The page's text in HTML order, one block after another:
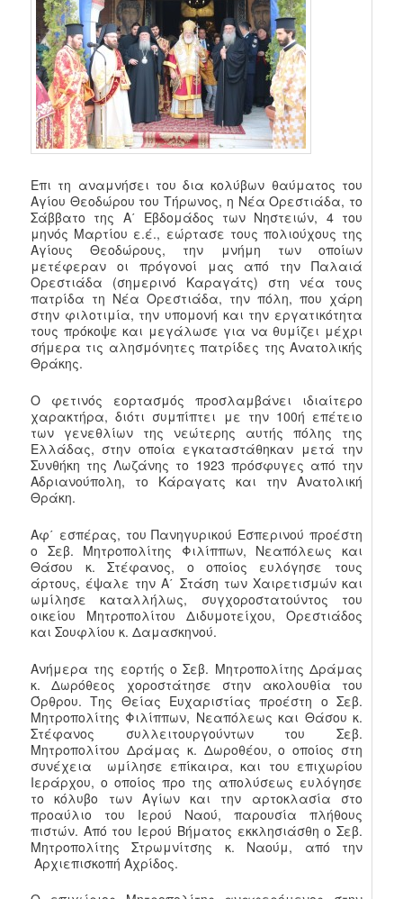
Επι τη αναμνήσει του δια κολύβων θαύματος του
Αγίου Θεοδώρου του Τήρωνος, η Νέα Ορεστιάδα, το
Σάββατο της Α΄ Εβδομάδος των Νηστειών, 4 του
μηνός Μαρτίου ε.έ., εώρτασε τους πολιούχους της
Αγίους Θεοδώρους, την μνήμη των οποίων
μετέφεραν οι πρόγονοί μας από την Παλαιά
Ορεστιάδα (σημερινό Καραγάτς) στη νέα τους
πατρίδα τη Νέα Ορεστιάδα, την πόλη, που χάρη
στην φιλοτιμία, την υπομονή και την εργατικότητα
τους πρόκοψε και μεγάλωσε για να θυμίζει μέχρι
σήμερα τις αλησμόνητες πατρίδες της Ανατολικής
Θράκης.
Ο φετινός εορτασμός προσλαμβάνει ιδιαίτερο
χαρακτήρα, διότι συμπίπτει με την 100ή επέτειο
των γενεθλίων της νεώτερης αυτής πόλης της
Ελλάδας, στην οποία εγκαταστάθηκαν μετά την
Συνθήκη της Λωζάνης το 1923 πρόσφυγες από την
Αδριανούπολη, το Κάραγατς και την Ανατολική
Θράκη.
Αφ΄ εσπέρας, του Πανηγυρικού Εσπερινού προέστη
ο Σεβ. Μητροπολίτης Φιλίππων, Νεαπόλεως και
Θάσου κ. Στέφανος, ο οποίος ευλόγησε τους
άρτους, έψαλε την Α΄ Στάση των Χαιρετισμών και
ωμίλησε καταλλήλως, συγχοροστατούντος του
οικείου Μητροπολίτου Διδυμοτείχου, Ορεστιάδος
και Σουφλίου κ. Δαμασκηνού.
Ανήμερα της εορτής ο Σεβ. Μητροπολίτης Δράμας
κ. Δωρόθεος χοροστάτησε στην ακολουθία του
Όρθρου. Της Θείας Ευχαριστίας προέστη ο Σεβ.
Μητροπολίτης Φιλίππων, Νεαπόλεως και Θάσου κ.
Στέφανος συλλειτουργούντων του Σεβ.
Μητροπολίτου Δράμας κ. Δωροθέου, ο οποίος στη
συνέχεια ωμίλησε επίκαιρα, και του επιχωρίου
Ιεράρχου, ο οποίος προ της απολύσεως ευλόγησε
το κόλυβο των Αγίων και την αρτοκλασία στο
προαύλιο του Ιερού Ναού, παρουσία πλήθους
πιστών. Από του Ιερού Βήματος εκκλησιάσθη ο Σεβ.
Μητροπολίτης Στρωμνίτσης κ. Ναούμ, από την
Αρχιεπισκοπή Αχρίδος.